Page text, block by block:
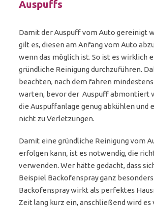
Auspuffs
Damit der Auspuff vom Auto gereinigt
gilt es, diesen am Anfang vom Auto
wenn das möglich ist. So ist es wirklich
gründliche Reinigung durchzuführen.
beachten, nach dem fahren mindestens
warten, bevor der Auspuff abmontiert
die Auspuffanlage genug abkühlen und
nicht zu Verletzungen.
Damit eine gründliche Reinigung vom
erfolgen kann, ist es notwendig, die
verwenden. Wer hätte gedacht, dass
Beispiel Backofenspray ganz
Backofenspray wirkt als perfektes
Zeit lang kurz ein, anschließend wird